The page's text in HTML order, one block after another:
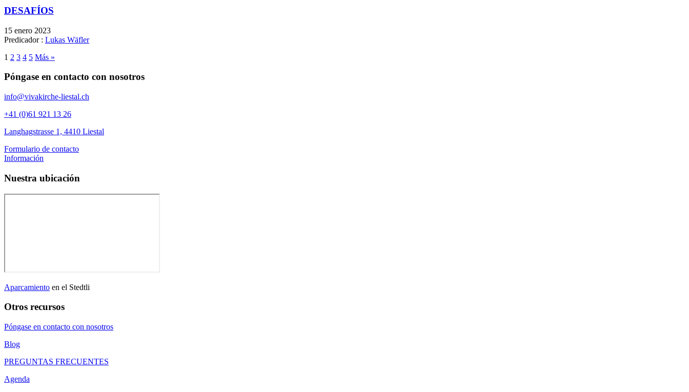
DESAFÍOS
15 enero 2023
Predicador : Lukas Wäfler
1 2 3 4 5 Más »
Póngase en contacto con nosotros
info@vivakirche-liestal.ch
+41 (0)61 921 13 26
Langhagstrasse 1, 4410 Liestal
Formulario de contacto
Información
Nuestra ubicación
Aparcamiento en el Stedtli
Otros recursos
Póngase en contacto con nosotros
Blog
PREGUNTAS FRECUENTES
Agenda